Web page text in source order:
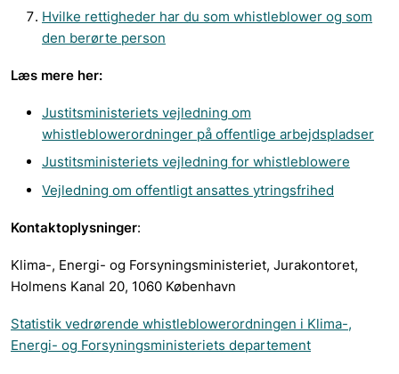
Hvilke rettigheder har du som whistleblower og som
den berørte person
Læs mere her:
Justitsministeriets vejledning om
whistleblowerordninger på offentlige arbejdspladser
Justitsministeriets vejledning for whistleblowere
Vejledning om offentligt ansattes ytringsfrihed
Kontaktoplysninger:
Klima-, Energi- og Forsyningsministeriet, Jurakontoret,
Holmens Kanal 20, 1060 København
Statistik vedrørende whistleblowerordningen i Klima-,
Energi- og Forsyningsministeriets departement